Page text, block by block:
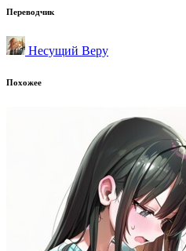
Переводчик
Несущий Веру
Похожее